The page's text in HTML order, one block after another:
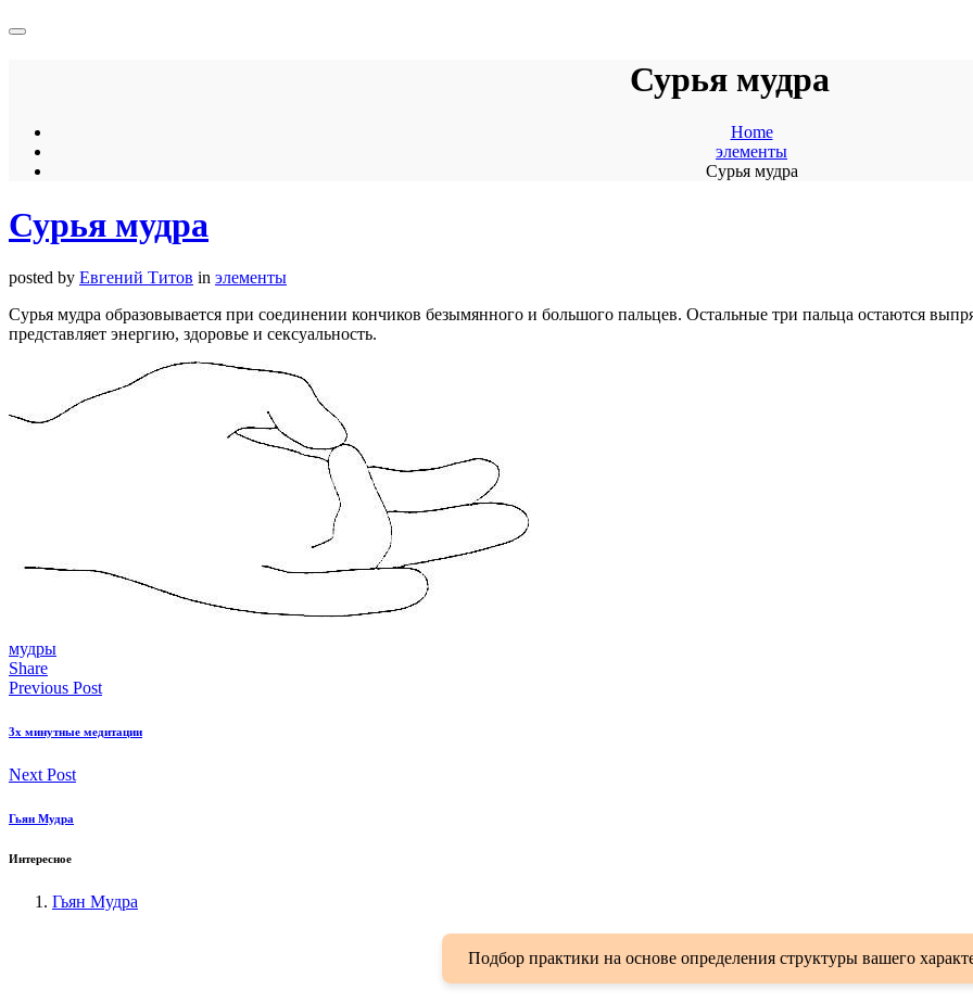
Сурья мудра
Home
элементы
Сурья мудра
Сурья мудра
posted by Евгений Титов in элементы
Сурья мудра образовывается при соединении кончиков безымянного и большого пальцев. Остальные три пальца остаются
представляет энергию, здоровье и сексуальность.
мудры
Share
Previous Post
3х минутные медитации
Next Post
Гьян Мудра
Интересное
Гьян Мудра
Подбор практики на основе определения структуры вашего